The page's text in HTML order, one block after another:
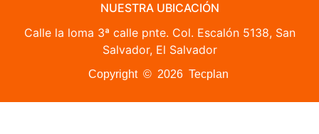
NUESTRA UBICACIÓN
Calle la loma 3ª calle pnte. Col. Escalón 5138, San
Salvador, El Salvador
Copyright © 2026 Tecplan